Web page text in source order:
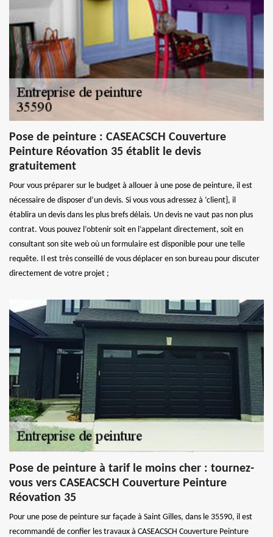
Pose de peinture : CASEACSCH Couverture
Peinture Réovation 35 établit le devis
gratuitement
Pour vous préparer sur le budget à allouer à une pose de peinture, il est
nécessaire de disposer d’un devis. Si vous vous adressez à ‘client}, il
établira un devis dans les plus brefs délais. Un devis ne vaut pas non plus
contrat. Vous pouvez l’obtenir soit en l’appelant directement, soit en
consultant son site web où un formulaire est disponible pour une telle
requête. Il est très conseillé de vous déplacer en son bureau pour discuter
directement de votre projet ;
Pose de peinture à tarif le moins cher : tournez-
vous vers CASEACSCH Couverture Peinture
Réovation 35
Pour une pose de peinture sur façade à Saint Gilles, dans le 35590, il est
recommandé de confier les travaux à CASEACSCH Couverture Peinture